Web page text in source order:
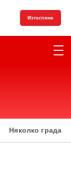
Изтегляне
Няколко града